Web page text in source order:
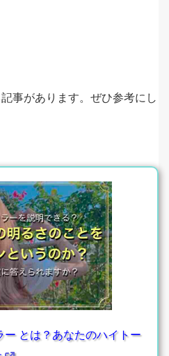
事があります。ぜひ参考にし
ー とは？あなたのハイトー